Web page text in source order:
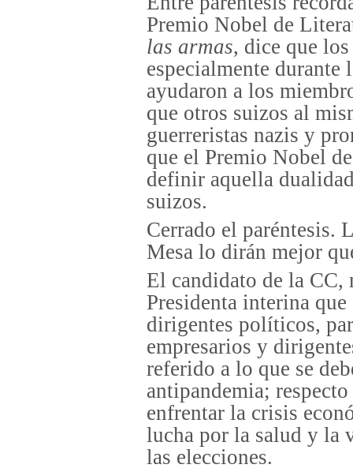
Premio Nobel de
las armas, dice que
especialmente
ayudaron a los
que otros suizos al
guerreristas nazis y
que el Premio Nobel
definir aquella
suizos.
Cerrado el paréntesis.
Mesa lo dirán mejor
El candidato de la CC,
Presidenta interina
dirigentes políticos,
empresarios y
referido a lo que se
antipandemia;
enfrentar la crisis
lucha por la salud y la
las elecciones.